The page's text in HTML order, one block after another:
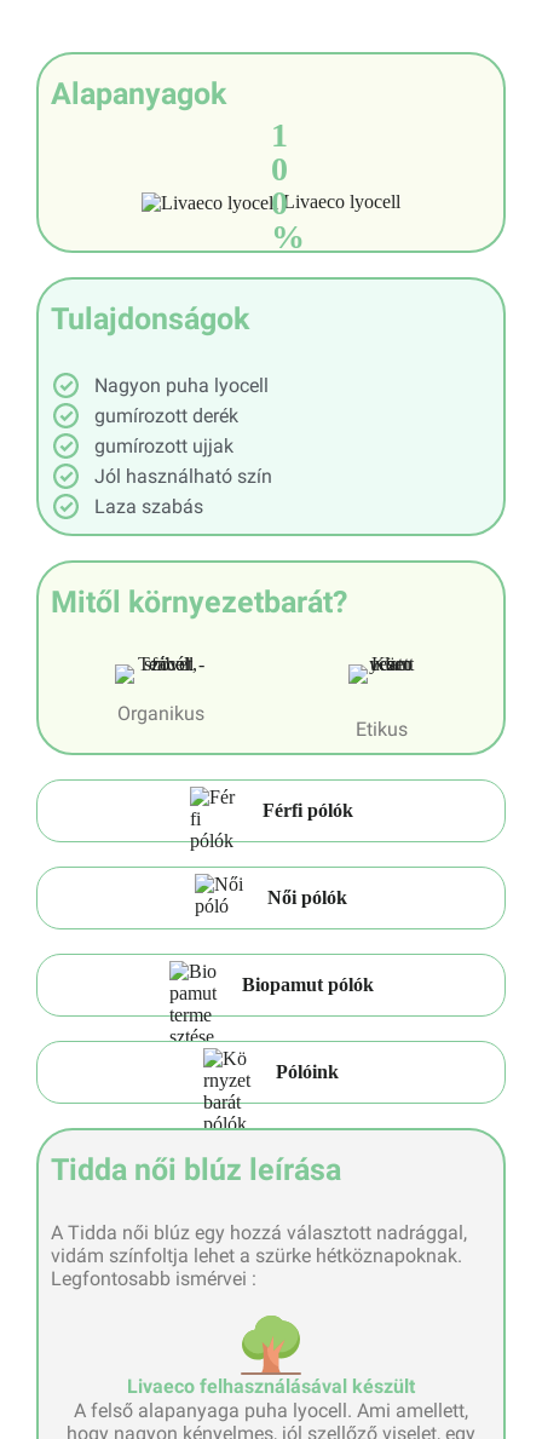
Alapanyagok
1
0
0
%
Livaeco lyocell
Tulajdonságok
Nagyon puha lyocell
gumírozott derék
gumírozott ujjak
Jól használható szín
Laza szabás
Mitől környezetbarát?
Organikus
Etikus
Férfi pólók
Női pólók
Biopamut pólók
Pólóink
Tidda női blúz leírása
A Tidda női blúz egy hozzá választott nadrággal,
vidám színfoltja lehet a szürke hétköznapoknak.
Legfontosabb ismérvei :
Livaeco felhasználásával készült
A felső alapanyaga puha lyocell. Ami amellett,
hogy nagyon kényelmes, jól szellőző viselet, egy